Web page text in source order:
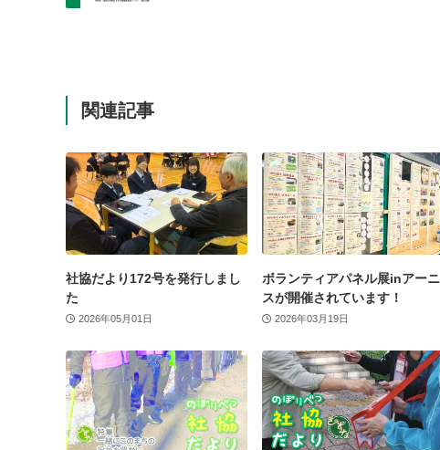
関連記事
社協だより172号を発行しまし
た
2026年05月01日
ボランティアパネル展inアーニ
スが開催されています！
2026年03月19日